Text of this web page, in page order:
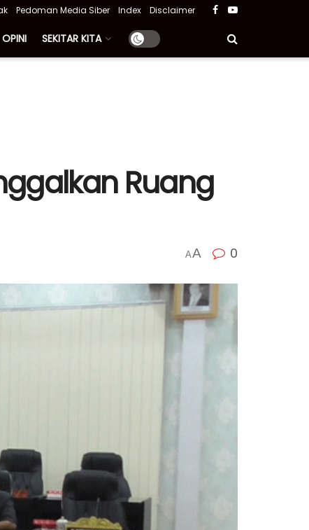
Pedoman Media Siber Index Disclaimer
OPINI SEKITAR KITA
Ruang
AA 0